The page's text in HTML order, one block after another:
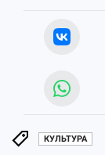
КУЛЬТУРА